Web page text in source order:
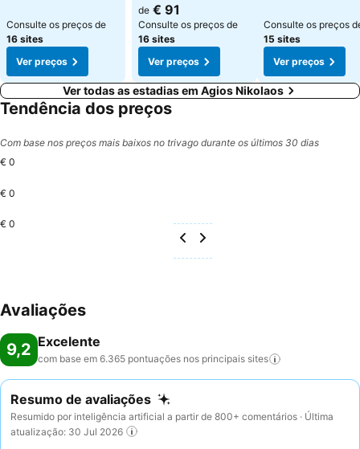
Consulte os preços de
16 sites
Ver preços
de € 91
Consulte os preços de
16 sites
Ver preços
Consulte os preços
15 sites
Ver preços
Ver todas as estadias em Agios Nikolaos
Tendência dos preços
Com base nos preços mais baixos no trivago durante os últimos 30 dias
€ 0
€ 0
€ 0
Avaliações
9,2 Excelente
com base em 6.365 pontuações nos principais sites
Resumo de avaliações
Resumido por inteligência artificial a partir de 800+ comentários · Última
atualização: 30 Jul 2026